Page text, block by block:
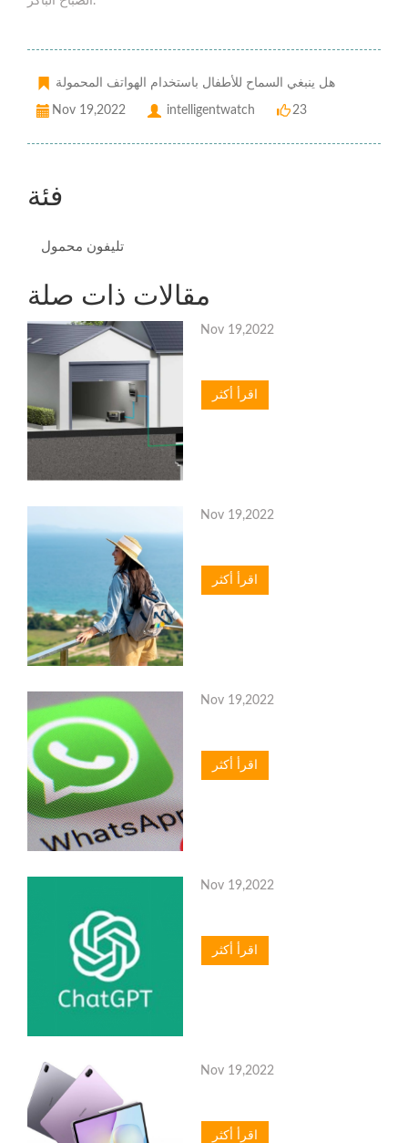
هل ينبغي السماح للأطفال باستخدام الهواتف المحمولة
Nov 19,2022 intelligentwatch 23
فئة
تليفون محمول
مقالات ذات صلة
Nov 19,2022
اقرأ أكثر
Nov 19,2022
اقرأ أكثر
Nov 19,2022
اقرأ أكثر
Nov 19,2022
اقرأ أكثر
Nov 19,2022
اقرأ أكثر